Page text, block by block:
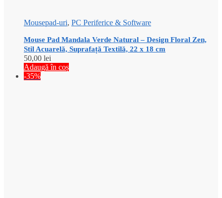
Mousepad-uri, PC Periferice & Software
Mouse Pad Mandala Verde Natural – Design Floral Zen,
Stil Acuarelă, Suprafață Textilă, 22 x 18 cm
50,00 lei
Adaugă în coș
-35%